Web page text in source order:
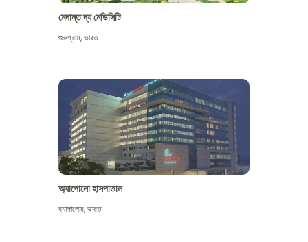
মেদান্ত দ্য মেডিসিটি
গুরুগ্রাম,ভারত
অ্যাপোলো হাসপাতাল
ব্যাঙ্গালোর,ভারত